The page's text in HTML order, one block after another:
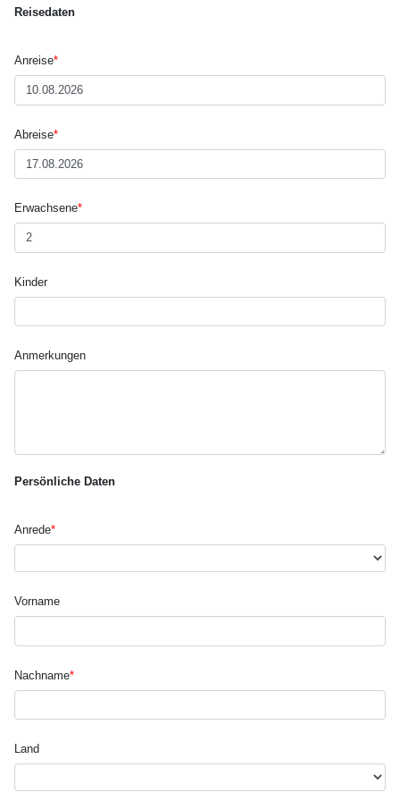
Reisedaten
Anreise*
Abreise*
Erwachsene*
Kinder
Anmerkungen
Persönliche Daten
Anrede*
Vorname
Nachname*
Land